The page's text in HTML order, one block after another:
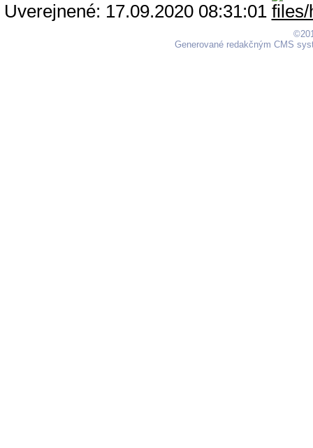
Uverejnené: 17.09.2020 08:31:01
Generované redakčným CMS